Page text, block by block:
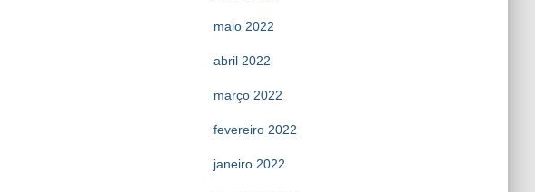
maio 2022
abril 2022
março 2022
fevereiro 2022
janeiro 2022